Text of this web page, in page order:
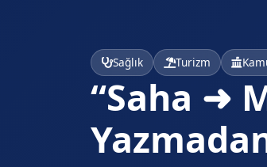
Sağlık Turizm
“Saha ➜